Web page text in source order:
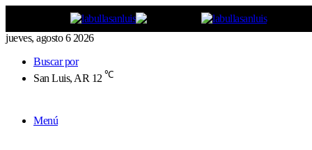
jueves, agosto 6 2026
Buscar por
San Luis, AR 12 ℃
Menú